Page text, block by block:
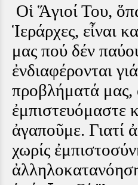
Οἱ Ἅγιοί Του,
Ἱεράρχες, εἶναι
μας πού δέν
ἐνδιαφέρονται
προβλήματά μας,
ἐμπιστευόμαστε
ἀγαποῦμε. Γιατί
χωρίς